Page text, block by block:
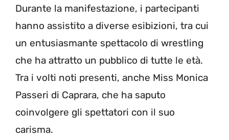
Durante la manifestazione, i partecipanti
hanno assistito a diverse esibizioni, tra cui
un entusiasmante spettacolo di wrestling
che ha attratto un pubblico di tutte le età.
Tra i volti noti presenti, anche Miss Monica
Passeri di Caprara, che ha saputo
coinvolgere gli spettatori con il suo
carisma.